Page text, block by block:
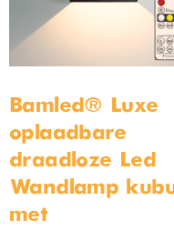
Bamled® Luxe
oplaadbare
draadloze Led
Wandlamp
met